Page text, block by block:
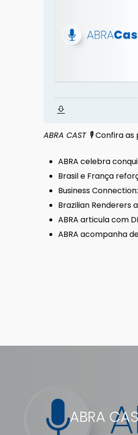
ABRA CAST 🎙Confira as
ABRA celebra
Brasil e França
Business
Brazilian Renderers
ABRA articula com
ABRA acompanha
ABRA